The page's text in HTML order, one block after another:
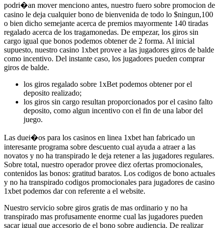
podri�an mover menciono antes, nuestro fuero sobre promocion de
casino le deja cualquier bono de bienvenida de todo lo $ningun,100
o bien dicho semejante acerca de premios mayormente 140 tiradas
regalado acerca de los tragamonedas. De empezar, los giros sin
cargo igual que bonos podemos obtener de 2 forma. Al inicial
supuesto, nuestro casino 1xbet provee a las jugadores giros de balde
como incentivo. Del instante caso, los jugadores pueden comprar
giros de balde.
los giros regalado sobre 1xBet podemos obtener por el
deposito realizado;
los giros sin cargo resultan proporcionados por el casino falto
deposito, como algun incentivo con el fin de una labor del
juego.
Las duei�os para los casinos en linea 1xbet han fabricado un
interesante programa sobre descuento cual ayuda a atraer a las
novatos y no ha transpirado le deja retener a las jugadores regulares.
Sobre total, nuestro operador provee diez ofertas promocionales,
contenidos las bonos: gratitud baratos. Los codigos de bono actuales
y no ha transpirado codigos promocionales para jugadores de casino
1xbet podemos dar con referente a el website.
Nuestro servicio sobre giros gratis de mas ordinario y no ha
transpirado mas profusamente enorme cual las jugadores pueden
sacar igual que accesorio de el bono sobre audiencia. De realizar